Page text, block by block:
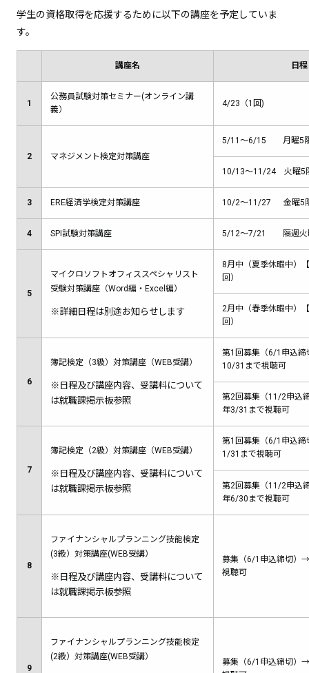
学生の資格取得を応援するために以下の講座を予定していま
す。
講座名 日程
1
公務員試験対策セミナー(オンライン講
義）
4/23（1回)
2 マネジメント検定対策講座
5/11～6/15 月曜5限
10/13～11/24 火曜5
3 ERE経済学検定対策講座 10/2～11/27 金曜5
4 SPI試験対策講座 5/12～7/21 隔週火
5
マイクロソフトオフィススペシャリスト
受験対策講座（Word編・Excel編）
※詳細日程は別途お知らせします
8月中（夏季休暇中）
回）
2月中（春季休暇中）
回）
6
簿記検定（3級）対策講座（WEB受講）
※日程及び講座内容、受講料について
は就職課掲示板参照
第1回募集（6/1申込
10/31まで視聴可
第2回募集（11/2申込
年3/31まで視聴可
7
簿記検定（2級）対策講座（WEB受講）
※日程及び講座内容、受講料について
は就職課掲示板参照
第1回募集（6/1申込
1/31まで視聴可
第2回募集（11/2申込
年6/30まで視聴可
8
ファイナンシャルプランニング技能検定
(3級）対策講座(WEB受講）
※日程及び講座内容、受講料について
は就職課掲示板参照
募集（6/1申込締切）
視聴可
9
ファイナンシャルプランニング技能検定
(2級）対策講座(WEB受講）
募集（6/1申込締切）